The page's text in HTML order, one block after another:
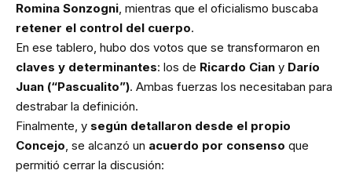
Romina Sonzogni, mientras que el oficialismo buscaba
retener el control del cuerpo.
En ese tablero, hubo dos votos que se transformaron en
claves y determinantes: los de Ricardo Cian y Darío
Juan (“Pascualito”). Ambas fuerzas los necesitaban para
destrabar la definición.
Finalmente, y según detallaron desde el propio
Concejo, se alcanzó un acuerdo por consenso que
permitió cerrar la discusión: